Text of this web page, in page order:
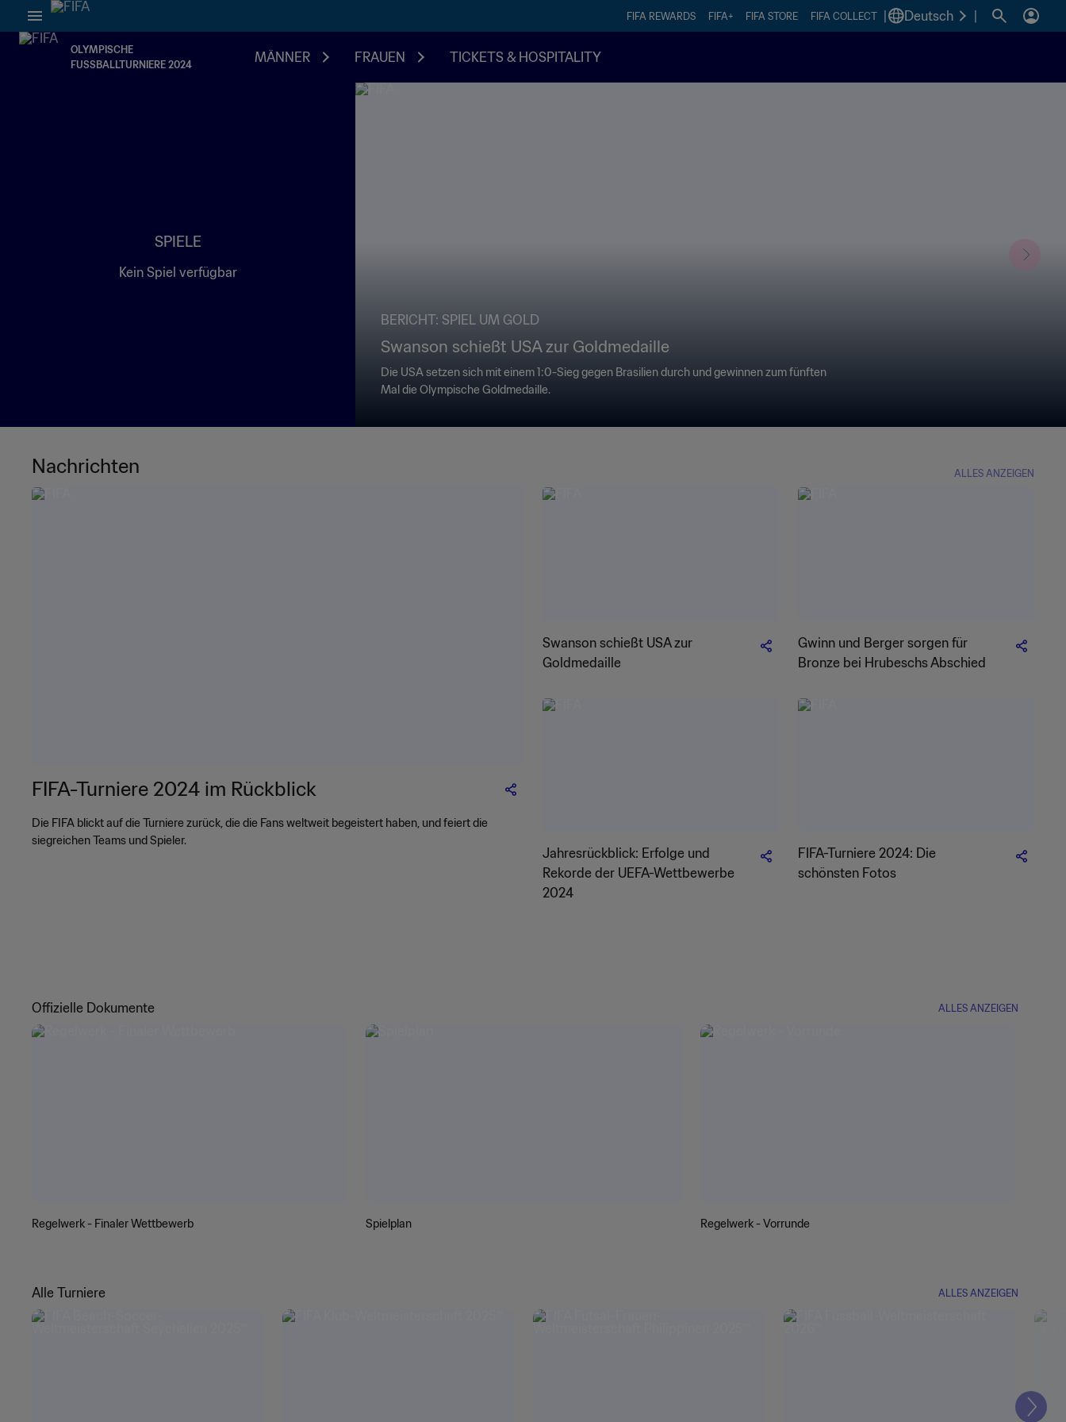
FIFA REWARDS FIFA+ FIFA STORE FIFA COLLECT Deutsch
OLYMPISCHE
FUSSBALLTURNIERE 2024
MÄNNER FRAUEN TICKETS & HOSPITALITY
SPIELE
Kein Spiel verfügbar
BERICHT: SPIEL UM GOLD
Swanson schießt USA zur Goldmedaille
Die USA setzen sich mit einem 1:0-Sieg gegen Brasilien durch und gewinnen zum fünften
Mal die Olympische Goldmedaille.
Nachrichten ALLES ANZEIGEN
FIFA-Turniere 2024 im Rückblick
Die FIFA blickt auf die Turniere zurück, die die Fans weltweit begeistert haben, und feiert die
siegreichen Teams und Spieler.
Swanson schießt USA zur
Goldmedaille
Gwinn und Berger sorgen für
Bronze bei Hrubeschs Abschied
Jahresrückblick: Erfolge und
Rekorde der UEFA-Wettbewerbe
2024
FIFA-Turniere 2024: Die
schönsten Fotos
Offizielle Dokumente ALLES ANZEIGEN
Regelwerk - Finaler Wettbewerb Spielplan Regelwerk - Vorrunde
Alle Turniere ALLES ANZEIGEN